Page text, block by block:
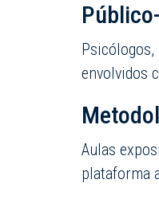
Psicólogos,
envolvidos
Aulas
plataforma